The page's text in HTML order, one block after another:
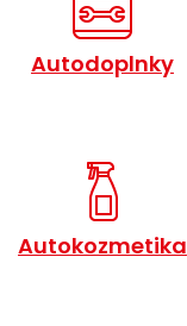
Autodoplnky
Autokozmetika